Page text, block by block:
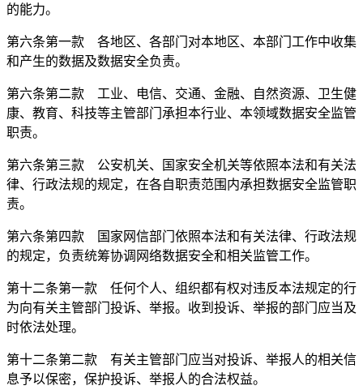
的能力。
第六条第一款 各地区、各部门对本地区、本部门工作中收集
和产生的数据及数据安全负责。
第六条第二款 工业、电信、交通、金融、自然资源、卫生健
康、教育、科技等主管部门承担本行业、本领域数据安全监管
职责。
第六条第三款 公安机关、国家安全机关等依照本法和有关法
律、行政法规的规定，在各自职责范围内承担数据安全监管职
责。
第六条第四款 国家网信部门依照本法和有关法律、行政法规
的规定，负责统筹协调网络数据安全和相关监管工作。
第十二条第一款 任何个人、组织都有权对违反本法规定的行
为向有关主管部门投诉、举报。收到投诉、举报的部门应当及
时依法处理。
第十二条第二款 有关主管部门应当对投诉、举报人的相关信
息予以保密，保护投诉、举报人的合法权益。